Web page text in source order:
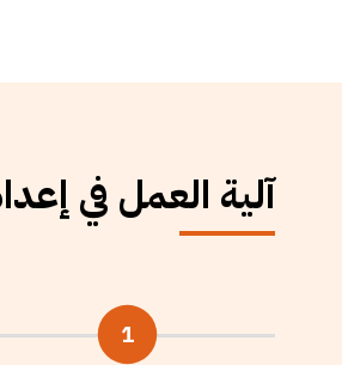
آلية العمل في
1